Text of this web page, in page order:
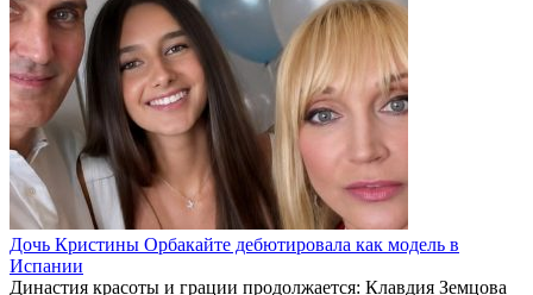
Дочь Кристины Орбакайте дебютировала как модель в
Испании
Династия красоты и грации продолжается: Клавдия Земцова